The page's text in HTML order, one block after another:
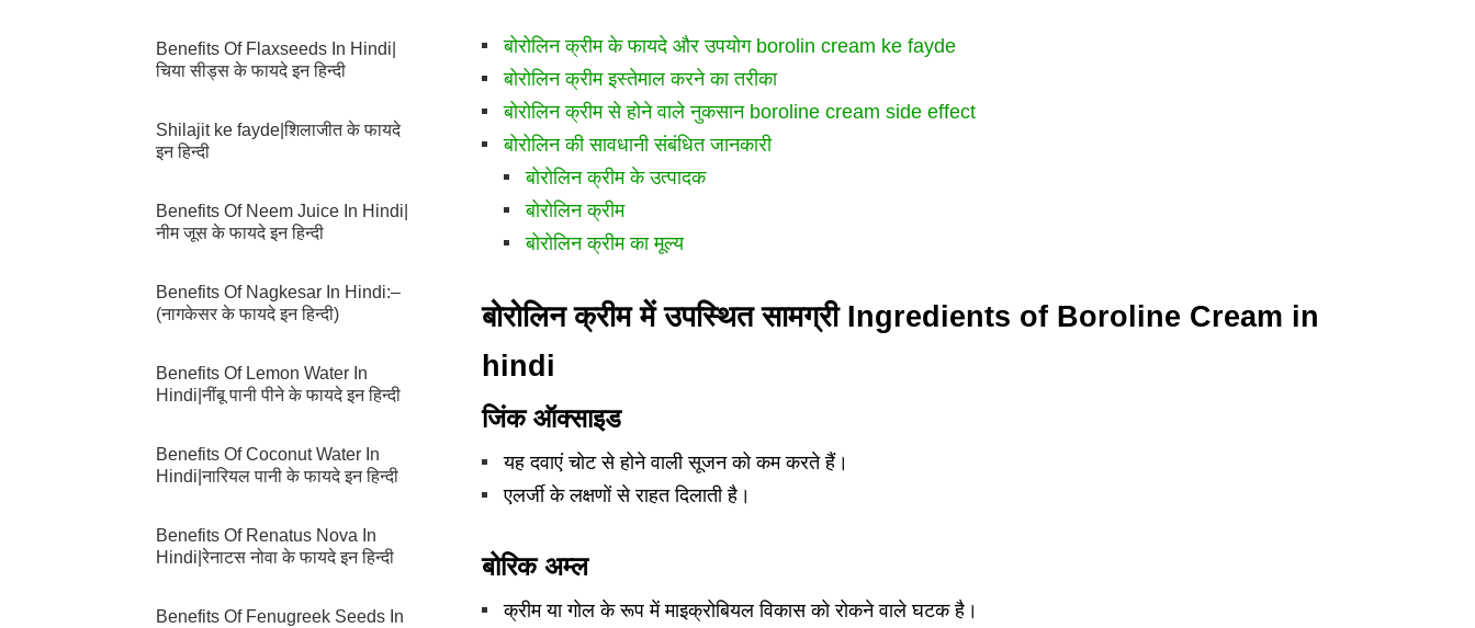
बोरोलिन क्रीम के फायदे और उपयोग borolin cream ke fayde
बोरोलिन क्रीम इस्तेमाल करने का तरीका
बोरोलिन क्रीम से होने वाले नुकसान boroline cream side effect
बोरोलिन की सावधानी संबंधित जानकारी
बोरोलिन क्रीम के उत्पादक
बोरोलिन क्रीम
बोरोलिन क्रीम का मूल्य
बोरोलिन क्रीम में उपस्थित सामग्री Ingredients of Boroline Cream in
hindi
जिंक ऑक्साइड
यह दवाएं चोट से होने वाली सूजन को कम करते हैं।
एलर्जी के लक्षणों से राहत दिलाती है।
बोरिक अम्ल
क्रीम या गोल के रूप में माइक्रोबियल विकास को रोकने वाले घटक है।
Benefits Of Flaxseeds In Hindi|
चिया सीड्स के फायदे इन हिन्दी
Shilajit ke fayde|शिलाजीत के फायदे
इन हिन्दी
Benefits Of Neem Juice In Hindi|
नीम जूस के फायदे इन हिन्दी
Benefits Of Nagkesar In Hindi:–
(नागकेसर के फायदे इन हिन्दी)
Benefits Of Lemon Water In
Hindi|नींबू पानी पीने के फायदे इन हिन्दी
Benefits Of Coconut Water In
Hindi|नारियल पानी के फायदे इन हिन्दी
Benefits Of Renatus Nova In
Hindi|रेनाटस नोवा के फायदे इन हिन्दी
Benefits Of Fenugreek Seeds In